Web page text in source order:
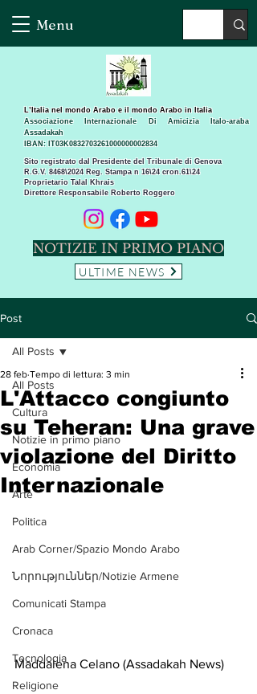
Menu
Sito registrato dal Presidente del Tribunale di Genova
R.G.V. 8468\2024 Reg. Stampa n 16\24 cron.61\24 ​
Proprietario Talal Khrais
Direttore Responsabile Roberto Roggero
L’Italia nel mondo Arabo e il mondo Arabo in Italia
Associazione Internazionale Di Amicizia Italo-araba
Assadakah
IBAN: IT03K0832703261000000002834
NOTIZIE IN PRIMO PIANO
ULTIME NEWS
Post
All Posts
Cultura
Notizie in primo piano
Economia
Arte
Politica
Arab Corner/Spazio Mondo Arabo
Նորություններ/Notizie Armene
Comunicati Stampa
Cronaca
Tecnologia
Religione
All Posts
L'Attacco congiunto
su Teheran: Una grave
violazione del Diritto
Internazionale
28 feb Tempo di lettura: 3 min
Maddalena Celano (Assadakah News)